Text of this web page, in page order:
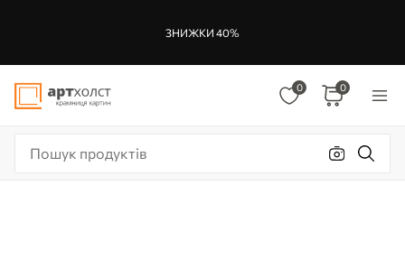
ЗНИЖКИ 40%
0 0